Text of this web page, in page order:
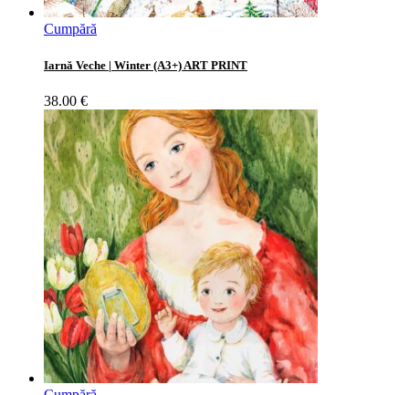
Cumpără
Iarnă Veche | Winter (A3+) ART PRINT
38.00 €